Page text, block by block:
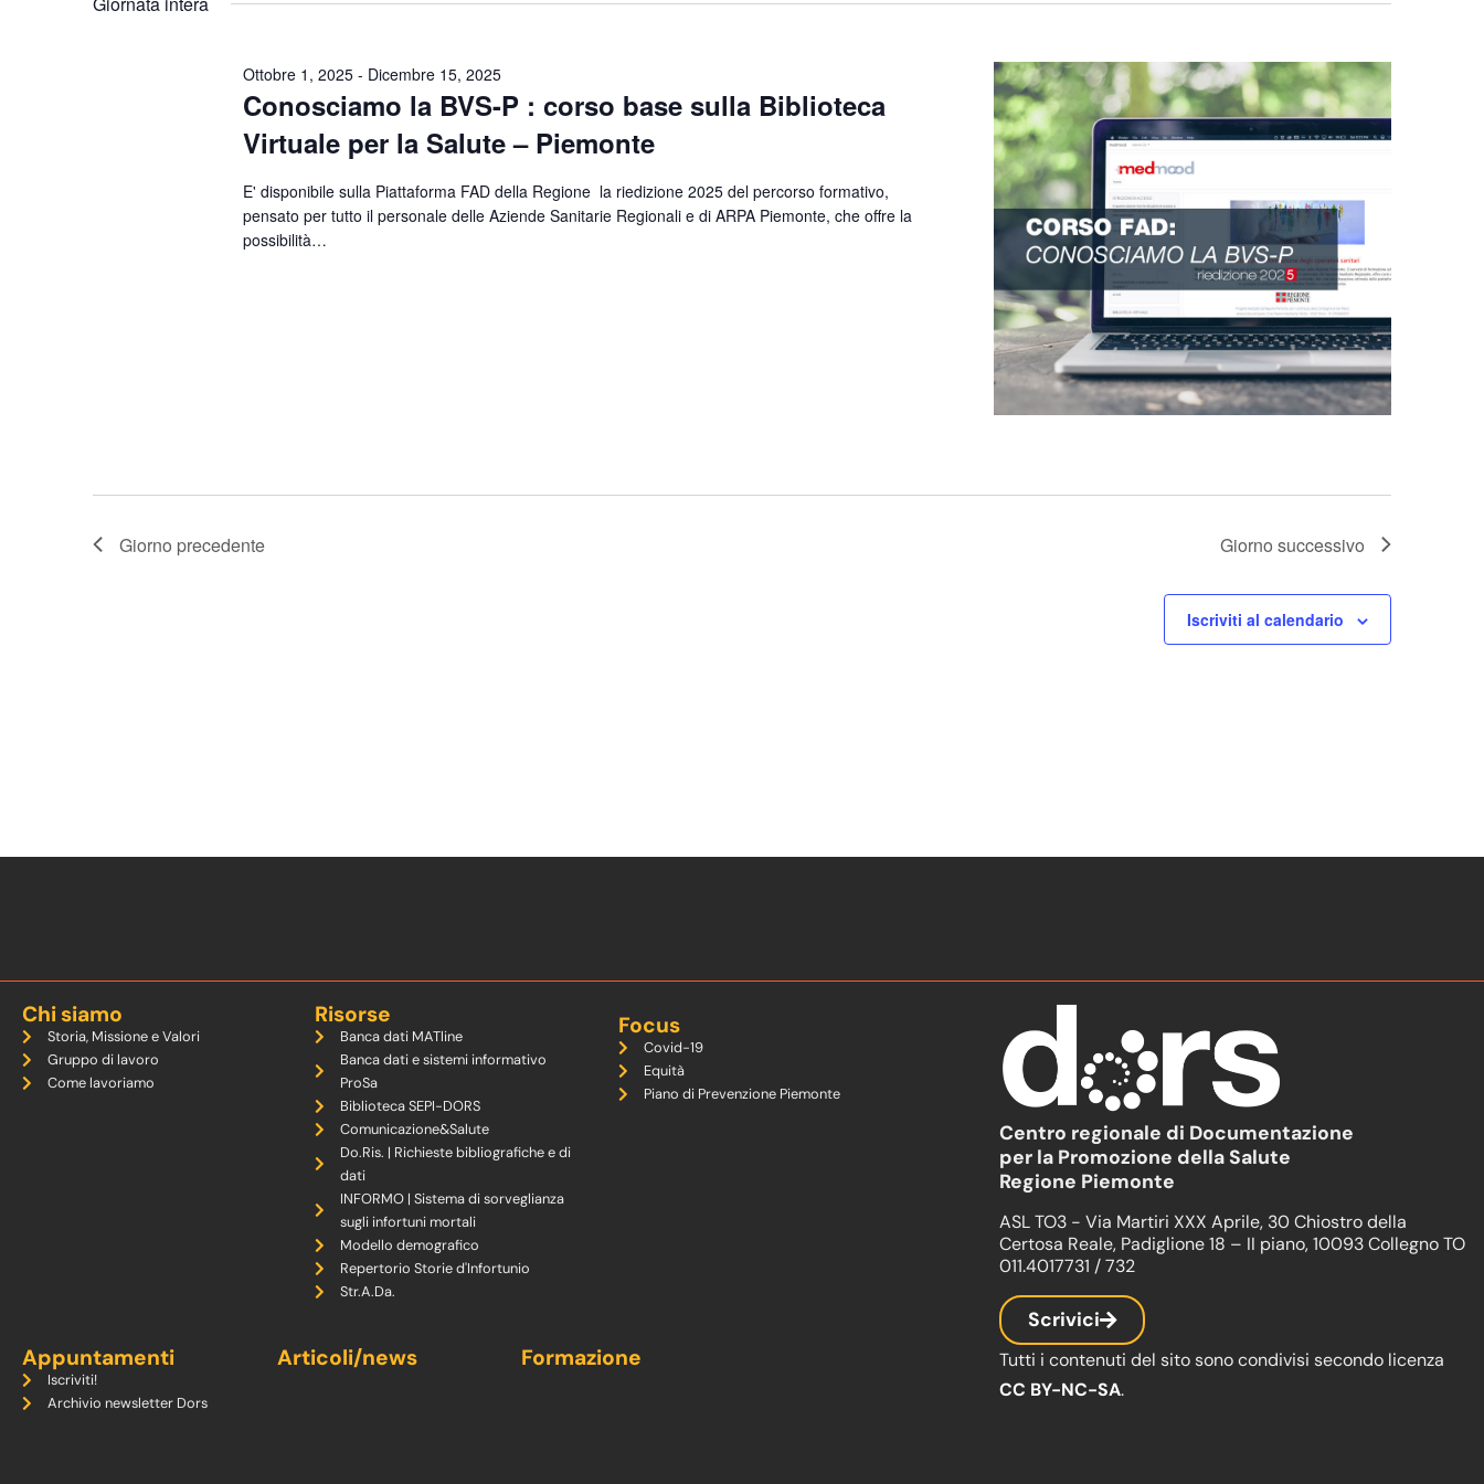
Parola
Conosciamo la BVS-P : corso base sulla Biblioteca
Virtuale per la Salute – Piemonte
Ottobre 1, 2025- Dicembre 15, 2025
E' disponibile sulla Piattaforma FAD della Regione la riedizione 2025 del percorso formativo,
pensato per tutto il personale delle Aziende Sanitarie Regionali e di ARPA Piemonte, che offre la
possibilità…
Giorno precedente Giorno successivo
Iscriviti al calendario
Chi siamo
Storia, Missione e Valori
Gruppo di lavoro
Come lavoriamo
Risorse
Banca dati MATline
Banca dati e sistemi informativo
ProSa
Biblioteca SEPI-DORS
Comunicazione&Salute
Do.Ris. | Richieste bibliografiche e di
dati
INFORMO | Sistema di sorveglianza
sugli infortuni mortali
Modello demografico
Repertorio Storie d'Infortunio
Str.A.Da.
Focus
Covid-19
Equità
Piano di Prevenzione Piemonte
Appuntamenti
Iscriviti!
Archivio newsletter Dors
Articoli/news Formazione
Centro regionale di Documentazione
per la Promozione della Salute
Regione Piemonte
ASL TO3 - Via Martiri XXX Aprile, 30 Chiostro della
Certosa Reale, Padiglione 18 – II piano, 10093 Collegno TO
011.4017731 / 732
Scrivici
Tutti i contenuti del sito sono condivisi secondo licenza
CC BY-NC-SA.